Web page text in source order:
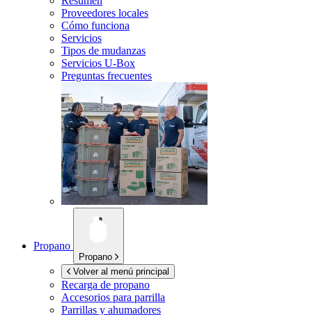
Proveedores locales
Cómo funciona
Servicios
Tipos de mudanzas
Servicios U-Box
Preguntas frecuentes
Propano
Propano
Volver al menú principal
Recarga de propano
Accesorios para parrilla
Parrillas y ahumadores